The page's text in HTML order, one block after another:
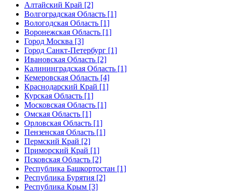
Алтайский Край [2]
Волгоградская Область [1]
Вологодская Область [1]
Воронежская Область [1]
Город Москва [3]
Город Санкт-Петербург [1]
Ивановская Область [2]
Калининградская Область [1]
Кемеровская Область [4]
Краснодарский Край [1]
Курская Область [1]
Московская Область [1]
Омская Область [1]
Орловская Область [1]
Пензенская Область [1]
Пермский Край [2]
Приморский Край [1]
Псковская Область [2]
Республика Башкортостан [1]
Республика Бурятия [2]
Республика Крым [3]